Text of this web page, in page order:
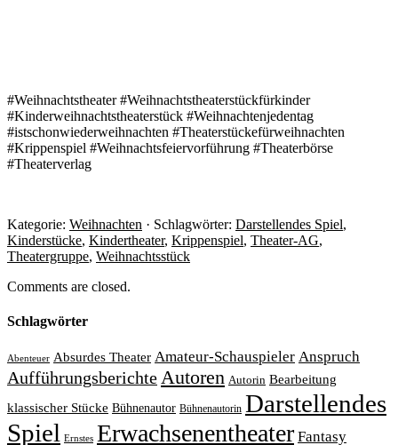
#Weihnachtstheater #Weihnachtstheaterstückfürkinder
#Kinderweihnachtstheaterstück #Weihnachtenjedentag
#istschonwiederweihnachten #Theaterstückefürweihnachten
#Krippenspiel #Weihnachtsfeiervorführung #Theaterbörse
#Theaterverlag
Kategorie: Weihnachten · Schlagwörter: Darstellendes Spiel,
Kinderstücke, Kindertheater, Krippenspiel, Theater-AG,
Theatergruppe, Weihnachtsstück
Comments are closed.
Schlagwörter
Abenteuer Absurdes Theater Amateur-Schauspieler Anspruch
AufführungsberichteAutoren Autorin Bearbeitung
klassischer Stücke Bühnenautor Bühnenautorin Darstellendes
Spiel Ernstes Erwachsenentheater Fantasy